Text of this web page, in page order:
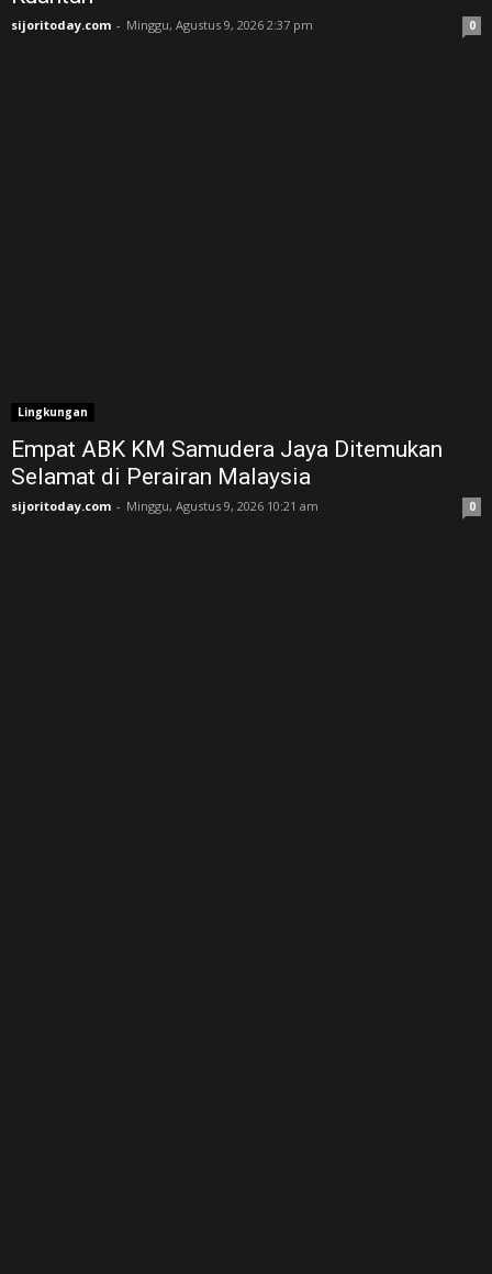
sijoritoday.com - Minggu, Agustus 9, 2026 2:37 pm 0
Lingkungan
Empat ABK KM Samudera Jaya Ditemukan
Selamat di Perairan Malaysia
sijoritoday.com - Minggu, Agustus 9, 2026 10:21 am 0